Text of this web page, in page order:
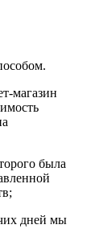
магазин
была
дней мы